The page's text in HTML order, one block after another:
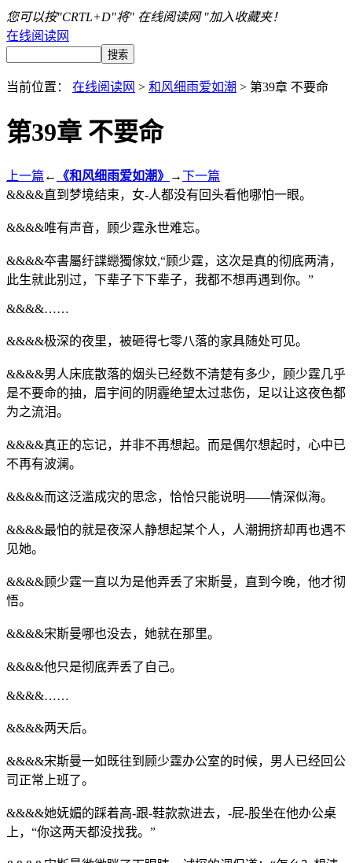
您可以按"CRTL+D"将" 在线阅读网 "加入收藏夹！
在线阅读网
当前位置： 在线阅读网 > 和风细雨爱如潮 > 第39章 不要命
第39章 不要命
上一篇 ← 《和风细雨爱如潮》 →下一篇
&&&&直到梦境结束，女-人都没有回头看他哪怕一眼。
&&&&唯有声音，顾少霆永世难忘。
&&&&夲書屬纡諜纞獨傢妏,“顾少霆，这次是真的彻底两清，
此生就此别过，下辈子下下辈子，我都不想再遇到你。”
&&&&……
&&&&极深的夜里，被砸得七零八落的家具随处可见。
&&&&男人床底散落的烟头已经数不清楚有多少，顾少霆几乎
是不要命的抽，眉宇间的阴霾绝望太过悲伤，足以让这夜色都
为之流泪。
&&&&真正的忘记，并非不再想起。而是偶尔想起时，心中已
不再有波澜。
&&&&而这泛滥成灾的思念，恰恰只能说明——情深似海。
&&&&最怕的就是夜深人静想起某个人，人潮拥挤却再也遇不
见她。
&&&&顾少霆一直以为是他弄丢了宋斯曼，直到今晚，他才彻
悟。
&&&&宋斯曼哪也没去，她就在那里。
&&&&他只是彻底弄丢了自己。
&&&&……
&&&&两天后。
&&&&宋斯曼一如既往到顾少霆办公室的时候，男人已经回公
司正常上班了。
&&&&她妩媚的踩着高-跟-鞋款款进去，-屁-股坐在他办公桌
上，“你这两天都没找我。”